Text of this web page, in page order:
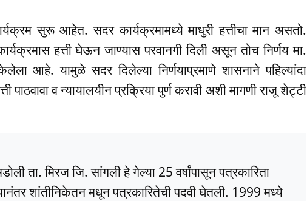
सुरू आहेत. सदर कार्यक्रमामध्ये माधुरी हत्तीचा मान असतो.
हत्ती घेऊन जाण्यास परवानगी दिली असून तोच निर्णय मा.
आहे. यामुळे सदर दिलेल्या निर्णयाप्रमाणे शासनाने पहिल्यांदा
व न्यायालयीन प्रक्रिया पुर्ण करावी अशी मागणी राजू शेट्टी
ता. मिरज जि. सांगली हे गेल्या 25 वर्षांपासून पत्रकारिता
शांतीनिकेतन मधून पत्रकारितेची पदवी घेतली. 1999 मध्ये